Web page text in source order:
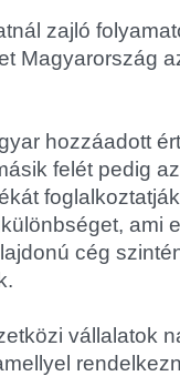
zajló
Magyarország
hozzáadott
felét pedig
ami
cég
vállalatok